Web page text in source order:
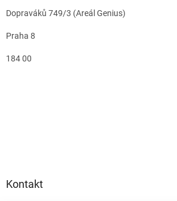
Dopraváků 749/3 (Areál Genius)
Praha 8
184 00
Kontakt